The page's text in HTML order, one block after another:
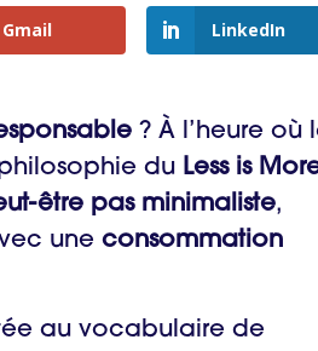
Gmail LinkedIn
? À l’heure où
du Less is
être pas minimaliste,
une consommation
au vocabulaire de